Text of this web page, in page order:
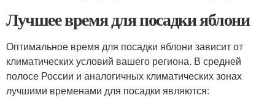
Лучшее время для посадки яблони
Оптимальное время для посадки яблони зависит от
климатических условий вашего региона. В средней
полосе России и аналогичных климатических зонах
лучшими временами для посадки являются: